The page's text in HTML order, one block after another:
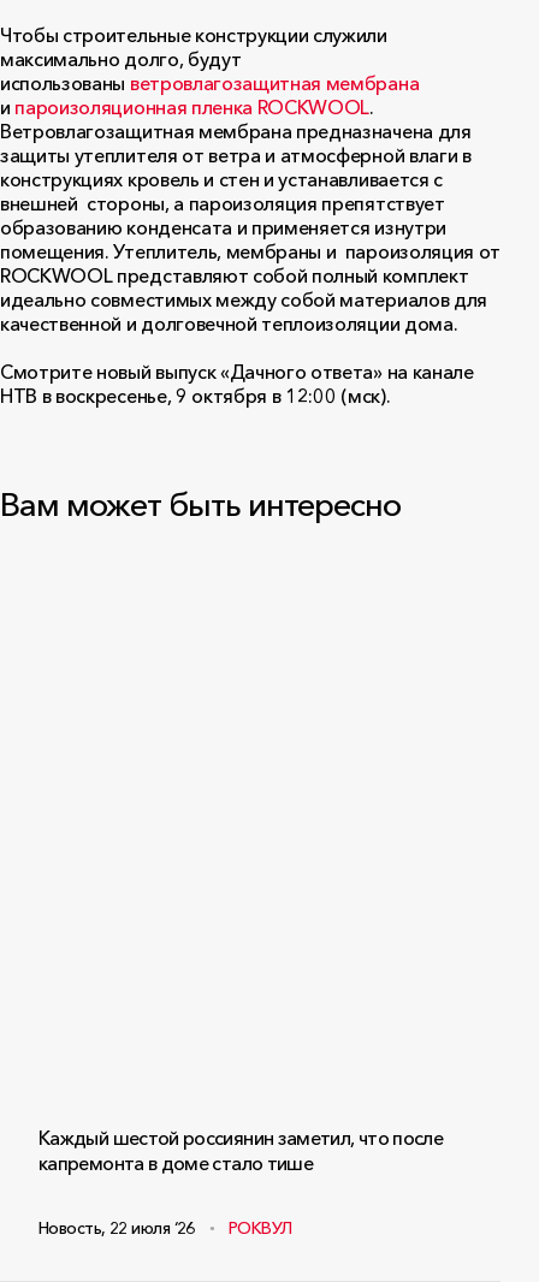
Чтобы строительные конструкции служили
максимально долго, будут
использованы ветровлагозащитная мембрана
и пароизоляционная пленка ROCKWOOL.
Ветровлагозащитная мембрана предназначена для
защиты утеплителя от ветра и атмосферной влаги в
конструкциях кровель и стен и устанавливается с
внешней стороны, а пароизоляция препятствует
образованию конденсата и применяется изнутри
помещения. Утеплитель, мембраны и пароизоляция от
ROCKWOOL представляют собой полный комплект
идеально совместимых между собой материалов для
качественной и долговечной теплоизоляции дома.
Смотрите новый выпуск «Дачного ответа» на канале
НТВ в воскресенье, 9 октября в 12:00 (мск).
Вам может быть интересно
Каждый шестой россиянин заметил, что после
капремонта в доме стало тише
Новость, 22 июля ‘26 РОКВУЛ